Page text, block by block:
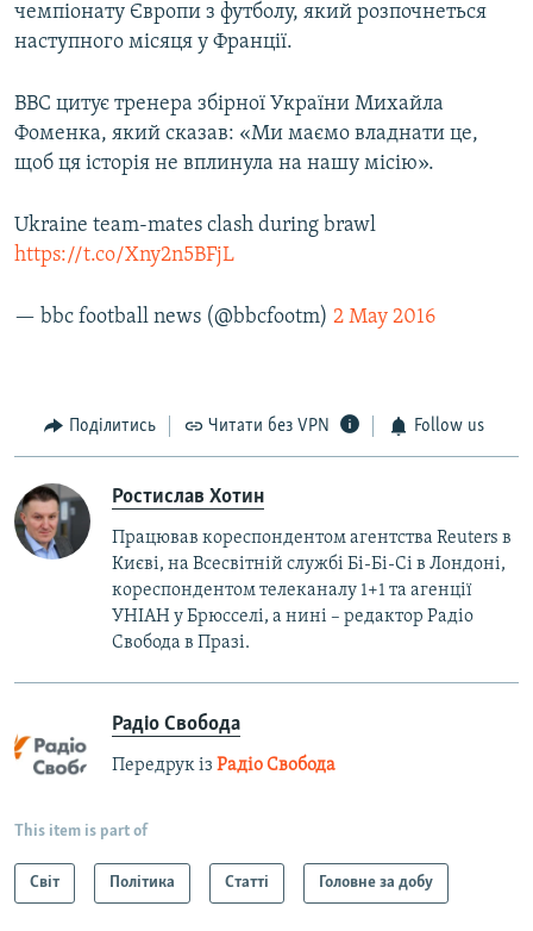
чемпіонату Європи з футболу, який розпочнеться
наступного місяця у Франції.
ВВС цитує тренера збірної України Михайла
Фоменка, який сказав: «Ми маємо владнати це,
щоб ця історія не вплинула на нашу місію».
Ukraine team-mates clash during brawl
https://t.co/Xny2n5BFjL
— bbc football news (@bbcfootm) 2 May 2016
Поділитись Читати без VPN Follow us
Ростислав Хотин
Працював кореспондентом агентства Reuters в
Києві, на Всесвітній службі Бі-Бі-Сі в Лондоні,
кореспондентом телеканалу 1+1 та агенції
УНІАН у Брюсселі, а нині – редактор Радіо
Свобода в Празі.
Радіо Свобода
Передрук із Радіо Свобода
This item is part of
Світ Політика Статті Головне за добу